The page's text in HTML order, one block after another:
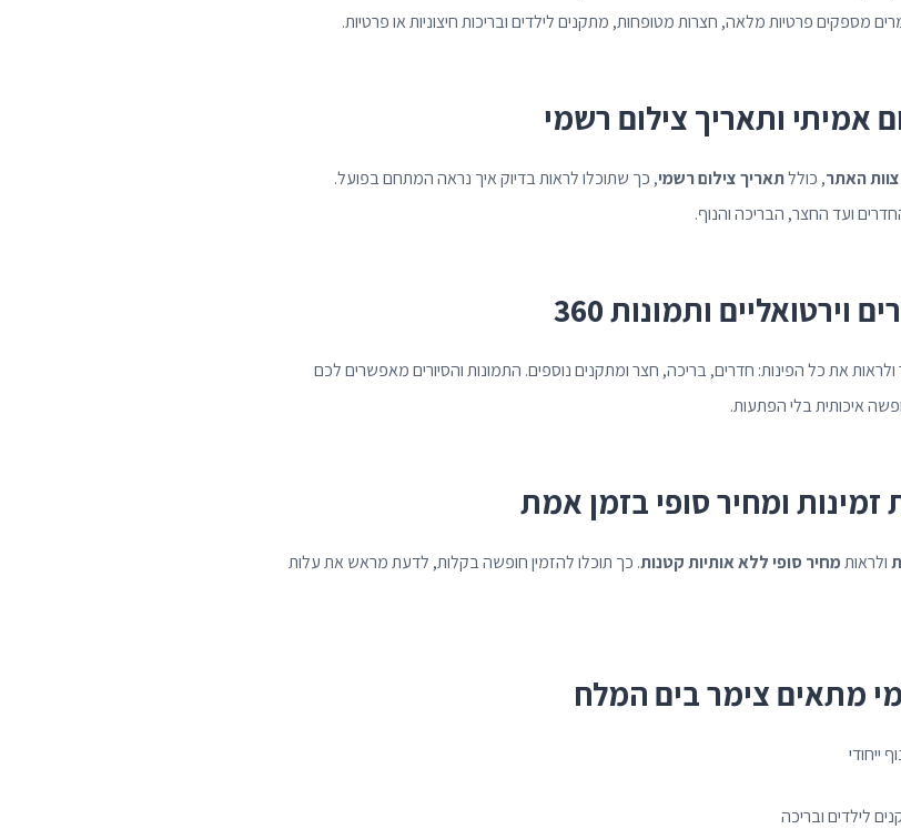
מספקים פרטיות מלאה, חצרות מטופחות, מתקנים לילדים ובריכות חיצוניות או פרטיות.
אמיתי ותאריך צילום רשמי
האתר, כוללתאריך צילום רשמי, כך שתוכלו לראות בדיוק איך נראה המתחם בפועל.
ועד החצר, הבריכה והנוף.
וירטואליים ותמונות 360
ולראות את כל הפינות: חדרים, בריכה, חצר ומתקנים נוספים. התמונות והסיורים מאפשרים לכם
איכותית בלי הפתעות.
זמינות ומחיר סופי בזמן אמת
ולראותמחיר סופי ללא אותיות קטנות. כך תוכלו להזמין חופשה בקלות, לדעת מראש את עלות
מתאים צימר בים המלח
ייחודי
לילדים ובריכה